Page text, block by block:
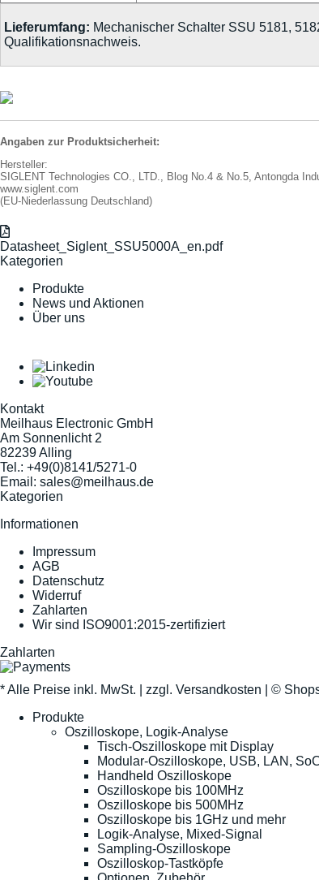
Lieferumfang: Mechanischer Schalter SSU 5181,
Qualifikationsnachweis.
Angaben zur Produktsicherheit:
Hersteller:
SIGLENT Technologies CO., LTD., Blog No.4 & No.5, Antongda
www.siglent.com
(EU-Niederlassung Deutschland)
Datasheet_Siglent_SSU5000A_en.pdf
Kategorien
Produkte
News und Aktionen
Über uns
Kontakt
Meilhaus Electronic GmbH
Am Sonnenlicht 2
82239 Alling
Tel.: +49(0)8141/5271-0
Email: sales@meilhaus.de
Kategorien
Informationen
Impressum
AGB
Datenschutz
Widerruf
Zahlarten
Wir sind ISO9001:2015-zertifiziert
Zahlarten
* Alle Preise inkl. MwSt. | zzgl. Versandkosten | ©
Produkte
Oszilloskope, Logik-Analyse
Tisch-Oszilloskope mit Display
Modular-Oszilloskope, USB, LAN,
Handheld Oszilloskope
Oszilloskope bis 100MHz
Oszilloskope bis 500MHz
Oszilloskope bis 1GHz und mehr
Logik-Analyse, Mixed-Signal
Sampling-Oszilloskope
Oszilloskop-Tastköpfe